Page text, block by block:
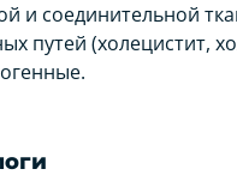
и соединительной
путей (холецистит,